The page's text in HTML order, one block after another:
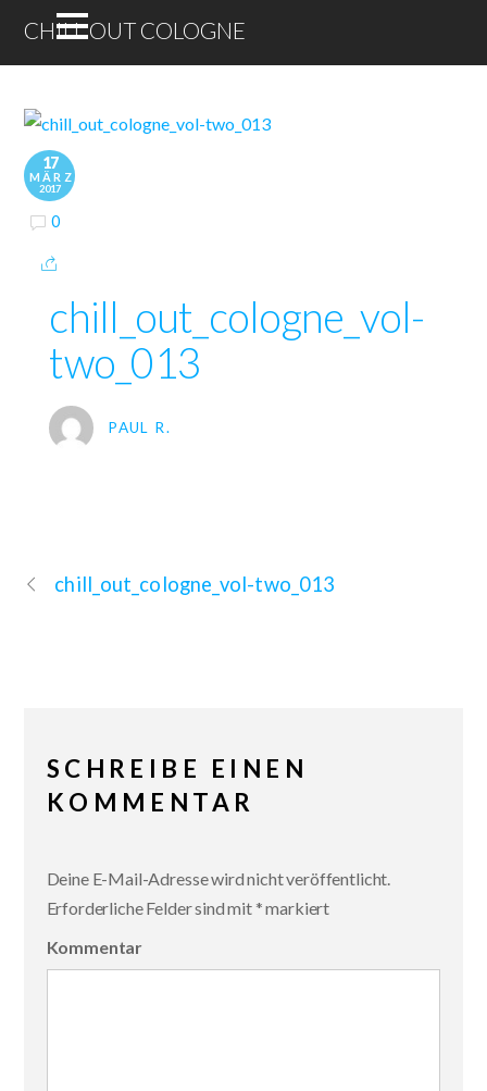
CHILL OUT COLOGNE
17
MÄRZ
2017
0
chill_out_cologne_vol-
two_013
PAUL R.
chill_out_cologne_vol-two_013
SCHREIBE EINEN
KOMMENTAR
Deine E-Mail-Adresse wird nicht veröffentlicht.
Erforderliche Felder sind mit *markiert
Kommentar